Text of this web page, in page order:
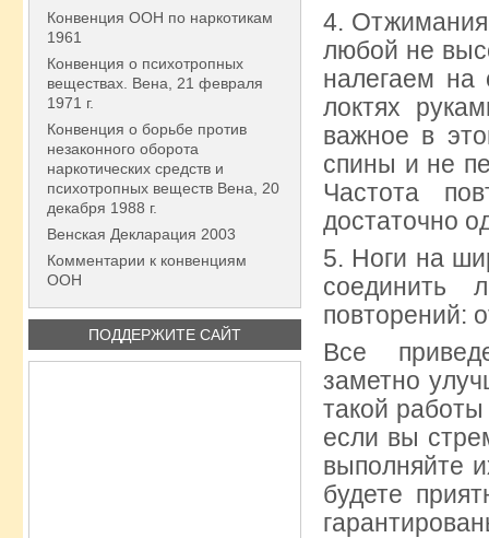
Конвенция ООН по наркотикам
1961
Конвенция о психотропных
веществах. Вена, 21 февраля
1971 г.
Конвенция о борьбе против
незаконного оборота
наркотических средств и
психотропных веществ Вена, 20
декабря 1988 г.
Венская Декларация 2003
Комментарии к конвенциям
ООН
ПОДДЕРЖИТЕ САЙТ
4.
любой не
налегаем на
локтях
важное в
спины и не
Частота
достаточно
5. Ноги на
соединить
повторений:
Все
заметно
такой
если вы
выполняйте
будете